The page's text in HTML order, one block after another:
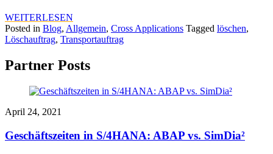
WEITERLESEN
Posted in Blog, Allgemein, Cross Applications Tagged löschen,
Löschauftrag, Transportauftrag
Partner Posts
April 24, 2021
Geschäftszeiten in S/4HANA: ABAP vs. SimDia²